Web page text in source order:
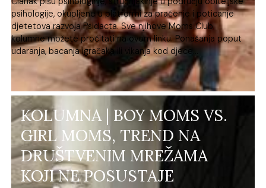
psihologije, okupljene u platformi za praćenje i poticanje
djetetova razvoja Psidacta. Sve njihove Moms Club
kolumne možete pročitati na ovom linku. Ponašanja poput
udaranja, bacanja igračaka ili vikanja kod djece...
KOLUMNA | BOY MOMS VS.
GIRL MOMS, TREND NA
DRUŠTVENIM MREŽAMA
KOJI NE POSUSTAJE